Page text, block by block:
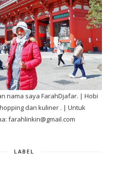
nama saya FarahDjafar. | Hobi
dan kuliner . | Untuk
farahlinkin@gmail.com
LABEL